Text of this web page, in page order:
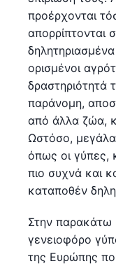
προέρχονται
απορρίπτονται
ορισμένοι
δραστηριότητά
παράνομη,
από άλλα ζώα,
Ωστόσο, μεγάλα
όπως οι γύπες,
πιο συχνά και
καταποθέν
Στην παρακάτω
γενειοφόρο
της Ευρώπης